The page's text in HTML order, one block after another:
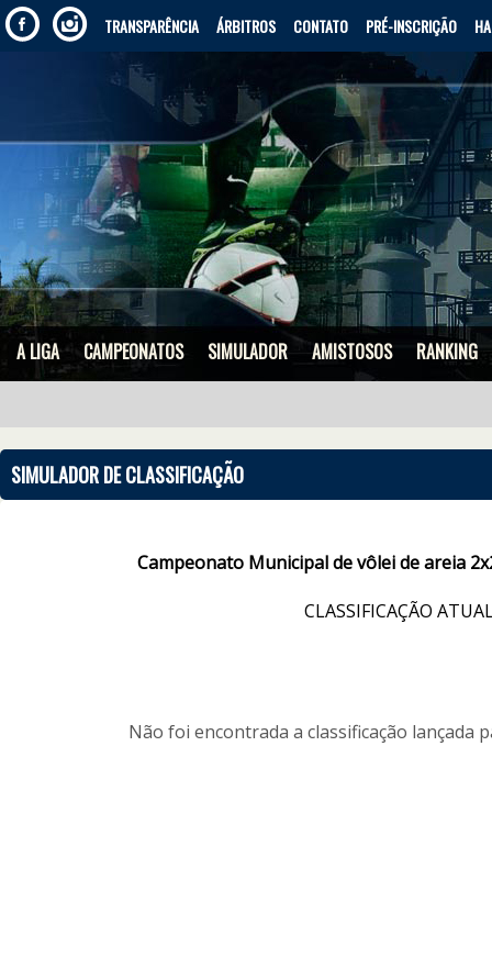
TRANSPARÊNCIA ÁRBITROS CONTATO PRÉ-INSCRIÇÃO
A LIGA CAMPEONATOS SIMULADOR AMISTOSOS RANKING
SIMULADOR DE CLASSIFICAÇÃO
Campeonato Municipal de vôlei de areia
CLASSIFICAÇÃO
Não foi encontrada a classificação lançada